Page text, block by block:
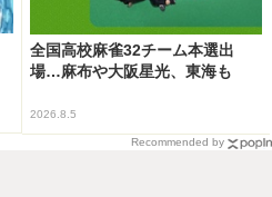
全国高校麻雀32チーム本選出
場…麻布や大阪星光、東海も
2026.8.5
Recommended by